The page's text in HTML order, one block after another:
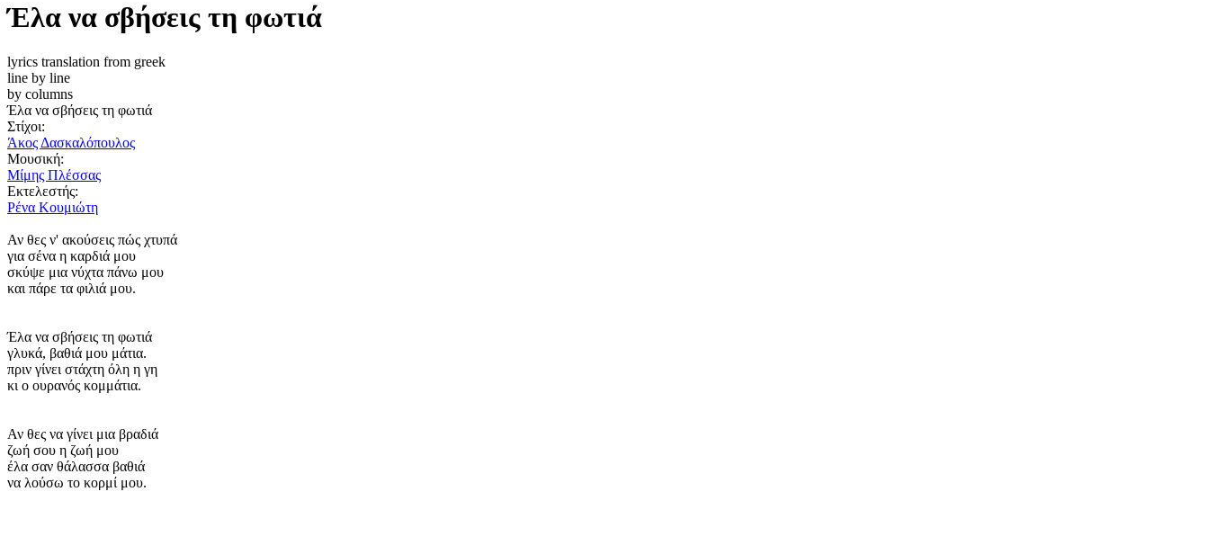
Έλα να σβήσεις τη φωτιά
lyrics translation from greek
line by line
by columns
Έλα να σβήσεις τη φωτιά
Στίχοι:
Άκος Δασκαλόπουλος
Μουσική:
Μίμης Πλέσσας
Εκτελεστής:
Ρένα Κουμιώτη
Αν θες ν' ακούσεις πώς χτυπά
για σένα η καρδιά μου
σκύψε μια νύχτα πάνω μου
και πάρε τα φιλιά μου.
Έλα να σβήσεις τη φωτιά
γλυκά, βαθιά μου μάτια.
πριν γίνει στάχτη όλη η γη
κι ο ουρανός κομμάτια.
Αν θες να γίνει μια βραδιά
ζωή σου η ζωή μου
έλα σαν θάλασσα βαθιά
να λούσω το κορμί μου.